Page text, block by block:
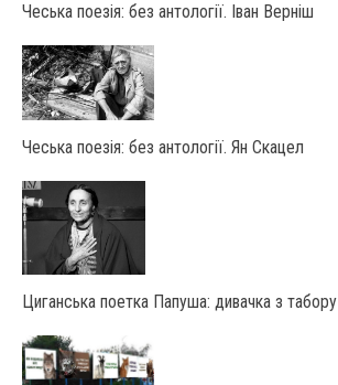
Чеська поезія: без антології. Іван Верніш
Чеська поезія: без антології. Ян Скацел
Циганська поетка Папуша: дивачка з табору